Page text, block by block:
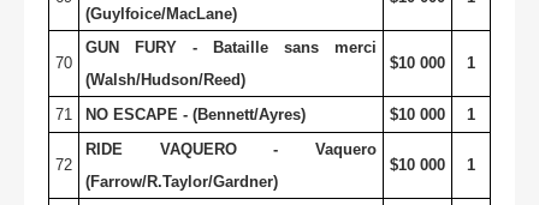
(Guylfoice/MacLane)
70
GUN FURY - Bataille sans merci
(Walsh/Hudson/Reed)
$10 000 1
71 NO ESCAPE - (Bennett/Ayres) $10 000 1
72
RIDE VAQUERO - Vaquero
(Farrow/R.Taylor/Gardner)
$10 000 1